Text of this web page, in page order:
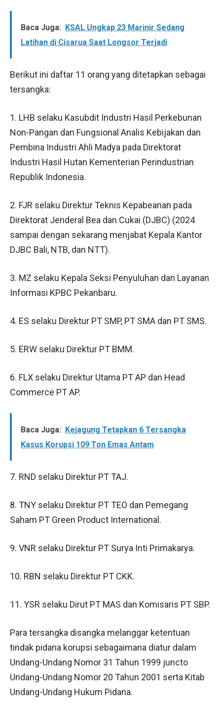
Baca Juga: KSAL Ungkap 23 Marinir Sedang
Latihan di Cisarua Saat Longsor Terjadi
Berikut ini daftar 11 orang yang ditetapkan sebagai
tersangka:
1. LHB selaku Kasubdit Industri Hasil Perkebunan
Non-Pangan dan Fungsional Analis Kebijakan dan
Pembina Industri Ahli Madya pada Direktorat
Industri Hasil Hutan Kementerian Perindustrian
Republik Indonesia.
2. FJR selaku Direktur Teknis Kepabeanan pada
Direktorat Jenderal Bea dan Cukai (DJBC) (2024
sampai dengan sekarang menjabat Kepala Kantor
DJBC Bali, NTB, dan NTT).
3. MZ selaku Kepala Seksi Penyuluhan dan Layanan
Informasi KPBC Pekanbaru.
4. ES selaku Direktur PT SMP, PT SMA dan PT SMS.
5. ERW selaku Direktur PT BMM.
6. FLX selaku Direktur Utama PT AP dan Head
Commerce PT AP.
Baca Juga: Kejagung Tetapkan 6 Tersangka
Kasus Korupsi 109 Ton Emas Antam
7. RND selaku Direktur PT TAJ.
8. TNY selaku Direktur PT TEO dan Pemegang
Saham PT Green Product International.
9. VNR selaku Direktur PT Surya Inti Primakarya.
10. RBN selaku Direktur PT CKK.
11. YSR selaku Dirut PT MAS dan Komisaris PT SBP.
Para tersangka disangka melanggar ketentuan
tindak pidana korupsi sebagaimana diatur dalam
Undang-Undang Nomor 31 Tahun 1999 juncto
Undang-Undang Nomor 20 Tahun 2001 serta Kitab
Undang-Undang Hukum Pidana.